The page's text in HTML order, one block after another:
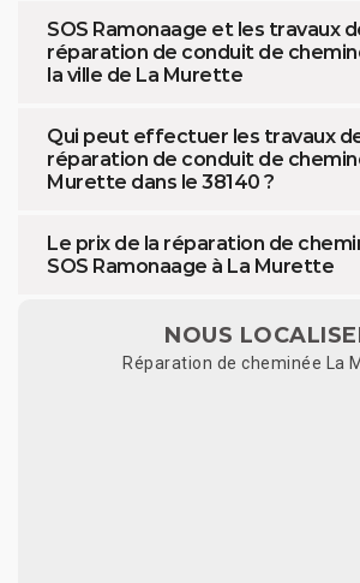
SOS Ramonaage et les travaux
réparation de conduit de
la ville de La Murette
Qui peut effectuer les travaux
réparation de conduit de
Murette dans le 38140 ?
Le prix de la réparation de
SOS Ramonaage à La Murette
NOUS
Réparation de cheminée La